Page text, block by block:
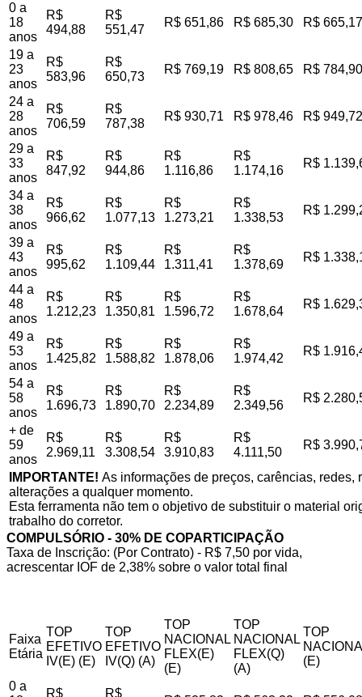
0 a
18
anos
R$
494,88
R$
551,47
R$ 651,86 R$ 685,30 R$ 665,17
19 a
23
anos
R$
583,96
R$
650,73
R$ 769,19 R$ 808,65 R$ 784,90
24 a
28
anos
R$
706,59
R$
787,38
R$ 930,71 R$ 978,46 R$ 949,72
29 a
33
anos
R$
847,92
R$
944,86
R$
1.116,86
R$
1.174,16
R$
34 a
38
anos
R$
966,62
R$
1.077,13
R$
1.273,21
R$
1.338,53
R$
39 a
43
anos
R$
995,62
R$
1.109,44
R$
1.311,41
R$
1.378,69
R$
44 a
48
anos
R$
1.212,23
R$
1.350,81
R$
1.596,72
R$
1.678,64
R$
49 a
53
anos
R$
1.425,82
R$
1.588,82
R$
1.878,06
R$
1.974,42
R$
54 a
58
anos
R$
1.696,73
R$
1.890,70
R$
2.234,89
R$
2.349,56
R$
+ de
59
anos
R$
2.969,11
R$
3.308,54
R$
3.910,83
R$
4.111,50
R$
IMPORTANTE! As informações de preços, carências,
alterações a qualquer momento.
Esta ferramenta não tem o objetivo de substituir o material
trabalho do corretor.
COMPULSÓRIO - 30% DE COPARTICIPAÇÃO
Taxa de Inscrição: (Por Contrato) - R$ 7,50 por vida,
acrescentar IOF de 2,38% sobre o valor total final
Faixa
Etária
TOP
EFETIVO
IV(E) (E)
TOP
EFETIVO
IV(Q) (A)
TOP
NACIONAL
FLEX(E)
(E)
TOP
NACIONAL
FLEX(Q)
(A)
TOP
(E)
0 a
R$
R$